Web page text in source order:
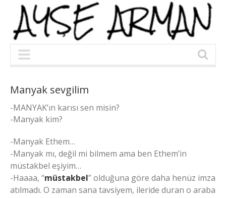
Manyak sevgilim
-MANYAK’ın karısı sen misin?
-Manyak kim?
-Manyak Ethem…
-Manyak mı, değil mi bilmem ama ben Ethem’in
müstakbel eşiyim…
-Haaaa, “müstakbel” olduğuna göre daha henüz imza
atılmadı. O zaman sana tavsiyem, ileride duran o araba